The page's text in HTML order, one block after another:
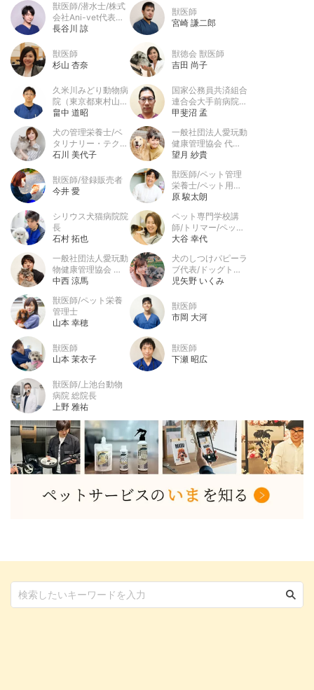
獣医師/潜水士/株式
会社Ani-vet代表取
締役/犬猫生活財団
長谷川 諒
獣医師
宮崎 謙二郎
獣医師
杉山 杏奈
獣徳会 獣医師
吉田 尚子
久米川みどり動物病
院（東京都東村山
市）獣医師/動物理
畠中 道昭
国家公務員共済組合
連合会大手前病院
救急科医長
甲斐沼 孟
犬の管理栄養士/ベ
タリナリー・テクニ
シャン（VT）/アニ
ニシャン（AHT）/
ドッグ・グルーミン
（DGS）
石川 美代子
一般社団法人愛玩動
健康管理協会 代表
理事/犬の管理栄養
望月 紗貴
獣医師/登録販売者
今井 愛
獣医師/ペット管理
栄養士/ペット用品
取扱士
原 駿太朗
シリウス犬猫病院院
長
石村 拓也
ペット専門学校講
師/トリマー/ペット
食育士/ペット用品
大谷 幸代
一般社団法人愛玩動
物健康管理協会 理
事/猫健康管理士
中西 涼馬
犬のしつけパピーラ
ブ代表/ドッグトレ
ーナー
児矢野 いくみ
獣医師/ペット栄養
管理士
山本 幸穂
獣医師
市岡 大河
獣医師
山本 茉衣子
獣医師
下瀬 昭広
獣医師/上池台動物
病院 総院長
上野 雅祐